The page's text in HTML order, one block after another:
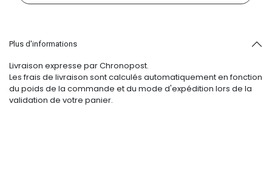
Plus d'informations
Livraison expresse par Chronopost.
Les frais de livraison sont calculés automatiquement en fonction
du poids de la commande et du mode d'expédition lors de la
validation de votre panier.